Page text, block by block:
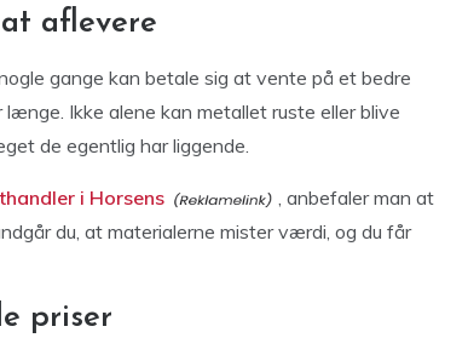
aflevere
gange kan betale sig at vente på et bedre
Ikke alene kan metallet ruste eller blive
de egentlig har liggende.
i Horsens
, anbefaler man at
du, at materialerne mister værdi, og du får
priser